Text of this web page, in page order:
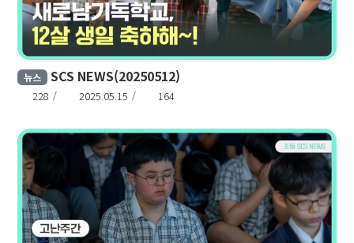
뉴스 SCS NEWS(20250512)
228 2025.05.15 164